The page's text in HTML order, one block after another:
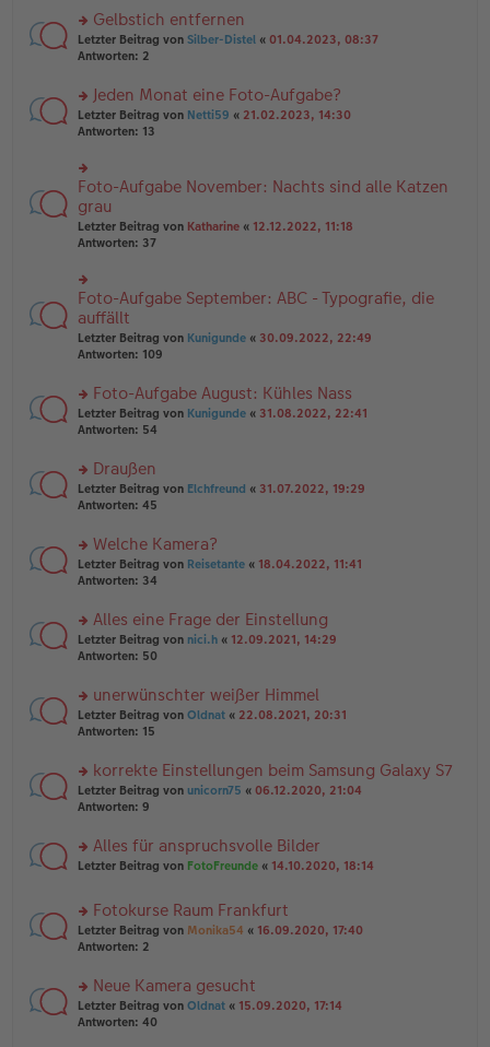
tr
a
g
e
n
er
tr
a
g
n
g
el
e
n
er
tr
a
g
rs
te
n
g
el
e
n
er
B
ei
tr
g
Gelbstich entfernen
Letzter Beitrag von Silber-Distel « 01.04.2023, 08:37
Antworten: 2
rs
te
u
n
g
el
es
e
er
B
tr
a
g
Jeden Monat eine Foto-Aufgabe?
Letzter Beitrag von Netti59 « 21.02.2023, 14:30
Antworten: 13
rs
te
r
u
n
el
es
e
n
er
tr
a
g
Foto-Aufgabe November: Nachts sind alle Katzen
grau
Letzter Beitrag von Katharine « 12.12.2022, 11:18
Antworten: 37
rs
te
r
u
n
el
es
e
B
ei
tr
g
Foto-Aufgabe September: ABC - Typografie, die
auffällt
Letzter Beitrag von Kunigunde « 30.09.2022, 22:49
Antworten: 109
rs
te
n
g
el
e
n
er
tr
a
g
Foto-Aufgabe August: Kühles Nass
Letzter Beitrag von Kunigunde « 31.08.2022, 22:41
Antworten: 54
rs
te
n
g
el
e
n
er
tr
a
g
Draußen
Letzter Beitrag von Elchfreund « 31.07.2022, 19:29
Antworten: 45
rs
te
n
g
el
e
n
er
tr
a
g
Welche Kamera?
Letzter Beitrag von Reisetante « 18.04.2022, 11:41
Antworten: 34
rs
te
n
g
el
e
n
er
tr
a
Alles eine Frage der Einstellung
Letzter Beitrag von nici.h « 12.09.2021, 14:29
Antworten: 50
rs
te
n
g
el
e
n
ei
tr
a
unerwünschter weißer Himmel
Letzter Beitrag von Oldnat « 22.08.2021, 20:31
Antworten: 15
rs
te
n
g
es
e
n
er
ei
tr
a
korrekte Einstellungen beim Samsung Galaxy S7
Letzter Beitrag von unicorn75 « 06.12.2020, 21:04
Antworten: 9
rs
u
n
g
es
e
n
er
Alles für anspruchsvolle Bilder
Letzter Beitrag von FotoFreunde « 14.10.2020, 18:14
rs
te
n
g
el
Fotokurse Raum Frankfurt
Letzter Beitrag von Monika54 « 16.09.2020, 17:40
Antworten: 2
rs
te
Neue Kamera gesucht
Letzter Beitrag von Oldnat « 15.09.2020, 17:14
Antworten: 40